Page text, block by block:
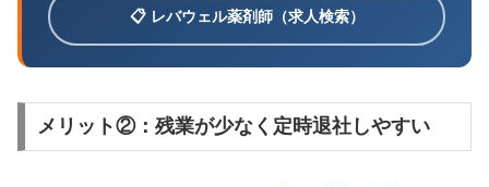
📋 レバウェル薬剤師（求人検索）
メリット②：残業が少なく定時退社しやすい